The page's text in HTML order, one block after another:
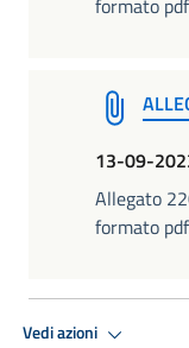
formato pdf
13-09-
Allegato
formato pdf
Vedi azioni